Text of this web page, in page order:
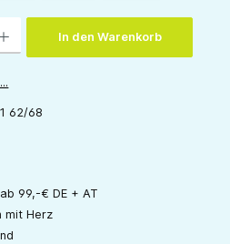
In den Warenkorb
62/68
ab 99,-€ DE + AT
mit Herz